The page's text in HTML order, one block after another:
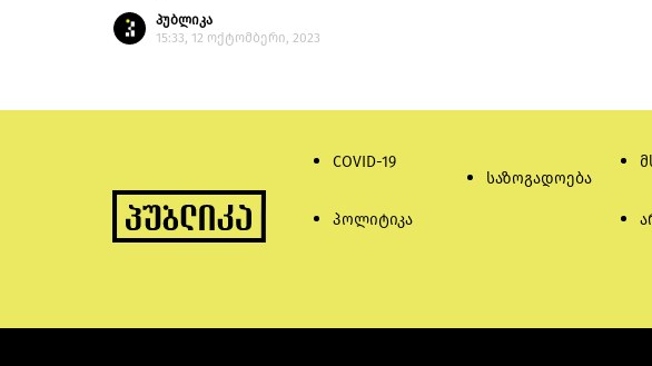
პუბლიკა
15:33, 12 ოქტომბერი, 2023
COVID-19
პოლიტიკა
საზოგადოება